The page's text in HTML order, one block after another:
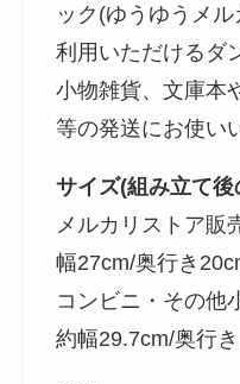
ック(ゆうゆうメ
利用いただけるダ
小物雑貨、文庫本
等の発送にお使い
サイズ(組み立て後
メルカリストア販
幅27cm/奥行き
コンビニ・その他
約幅29.7cm/奥行